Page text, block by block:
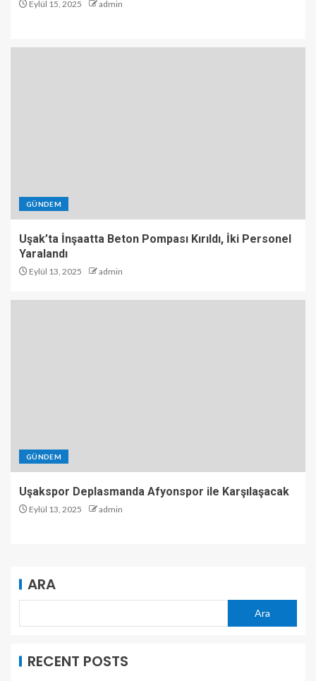
Eylül 15, 2025 admin
GÜNDEM
Uşak’ta İnşaatta Beton Pompası Kırıldı, İki Personel
Yaralandı
Eylül 13, 2025 admin
GÜNDEM
Uşakspor Deplasmanda Afyonspor ile Karşılaşacak
Eylül 13, 2025 admin
ARA
Ara
RECENT POSTS